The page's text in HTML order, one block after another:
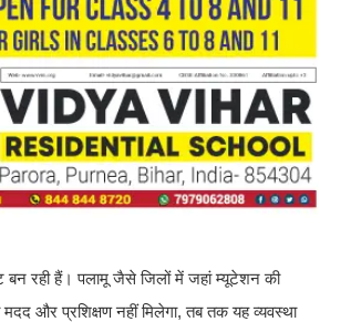
बन रही हैं। पलामू जैसे जिलों में जहां म्यूटेशन की
मदद और प्रशिक्षण नहीं मिलेगा, तब तक यह व्यवस्था